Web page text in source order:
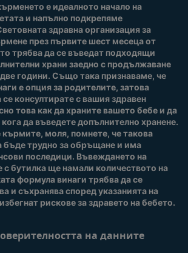
Присъединете се към
Nestlé Baby Club
е идеалното начало на
и напълно подкрепяме
здравна организация за
през първите шест месеца от
трябва да се въведат подходящи
храни заедно с продължаване
години. Също така признаваме, че
е опция за родителите, затова
консултирате с вашия здравен
това как да храните вашето бебе и да
да въведете допълнително хранене.
моля, помнете, че такова
трудно за обръщане и има
последици. Въвеждането на
с бутилка ще намали количеството на
формула винаги трябва да се
и съхранява според указанията на
рискове за здравето на бебето.
на данните